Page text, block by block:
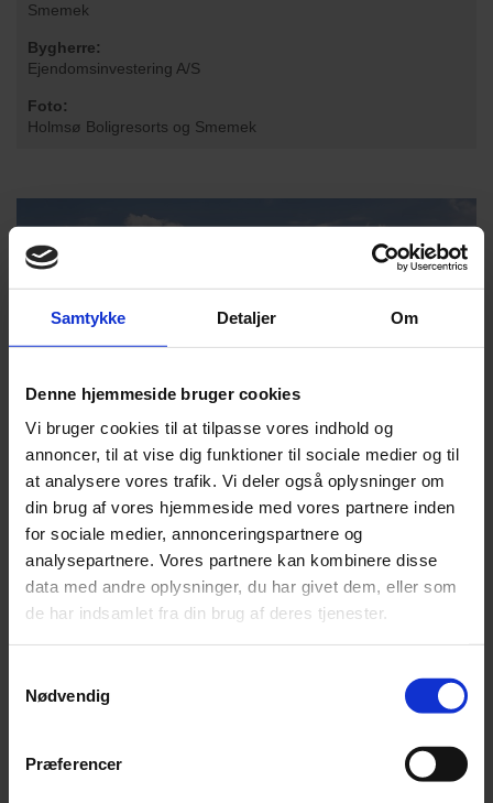
Samtykke Detaljer Om
Denne hjemmeside bruger cookies
Vi bruger cookies til at tilpasse vores indhold og
annoncer, til at vise dig funktioner til sociale medier og til
at analysere vores trafik. Vi deler også oplysninger om
din brug af vores hjemmeside med vores partnere inden
for sociale medier, annonceringspartnere og
analysepartnere. Vores partnere kan kombinere disse
data med andre oplysninger, du har givet dem, eller som
de har indsamlet fra din brug af deres tjenester.
Nødvendig
Præferencer
Smemek
Bygherre:
Ejendomsinvestering A/S
Foto:
Holmsø Boligresorts og Smemek